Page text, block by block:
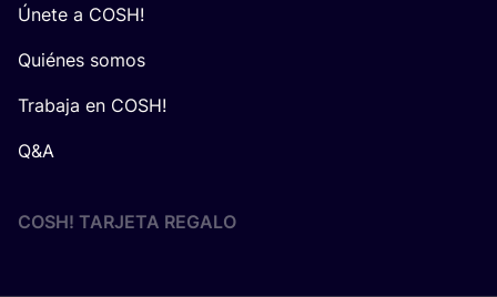
Únete a COSH!
Quiénes somos
Trabaja en COSH!
Q&A
COSH! TARJETA REGALO